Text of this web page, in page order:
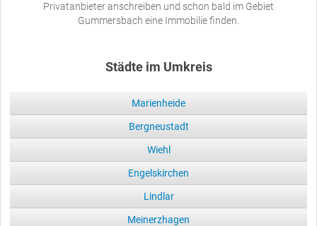
Privatanbieter anschreiben und schon bald im Gebiet
Gummersbach eine Immobilie finden.
Städte im Umkreis
Marienheide
Bergneustadt
Wiehl
Engelskirchen
Lindlar
Meinerzhagen